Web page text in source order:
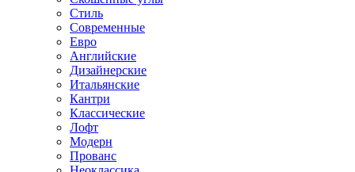
Стиль
Современные
Евро
Английские
Дизайнерские
Итальянские
Кантри
Классические
Лофт
Модерн
Прованс